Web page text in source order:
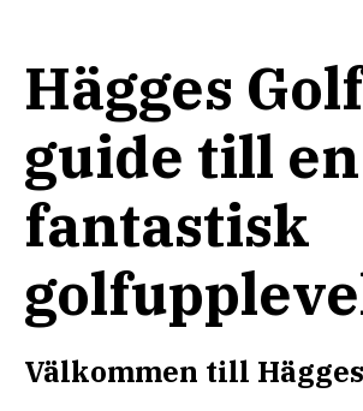
Hägges
guide till en
fantastisk
Välkommen till